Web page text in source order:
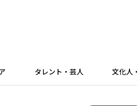
タレント・芸人 文化人